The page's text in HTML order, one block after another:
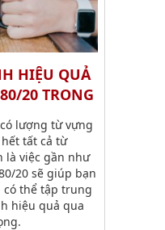
HIỆU QUẢ
20 TRONG
lượng từ vựng
tất cả từ
là việc gần như
20 sẽ giúp bạn
có thể tập trung
hiệu quả qua